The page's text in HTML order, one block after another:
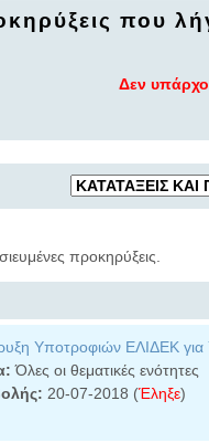
που
Δεν
προκηρύξεις.
Υποτροφιών ΕΛΙΔΕΚ για
Όλες οι θεματικές ενότητες
20-07-2018 (Έληξε)